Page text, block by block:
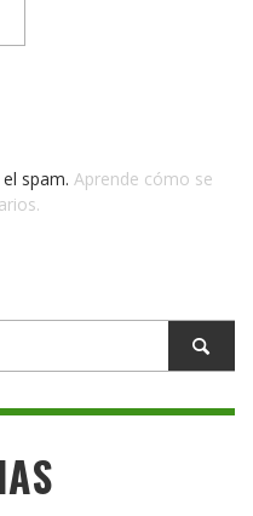
spam. Aprende cómo se